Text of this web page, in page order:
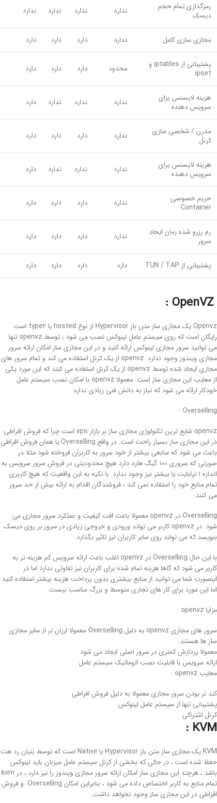
رمزگذاری تمام حجم
دیسک
ندارد ندارد ندارد ندارد
مجازی سازی کامل ندارد دارد دارد دارد
پشتیبانی از iptables و
ipset
محدود دارد دارد دارد
هزینه لایسنس برای
سرویس دهنده
ندارد ندارد ندارد دارد
مدرن / شخصی سازی
کرنل
ندارد دارد دارد دارد
هزینه لایسنس برای
سرویس دهنده
ندارد ندارد ندارد دارد
حریم خصوصی
Container
ندارد دارد دارد دارد
رم رزرو شده زمان ایجاد
سرور
ندارد دارد دارد دارد
پشتیبانی از TUN / TAP دارد دارد دارد دارد
Openvz یک مجازی ساز متن باز Hypervisor از نوع hosted یا type2 است
رایگان است که روی سیستم عامل لینوکس نصب می شود ، توسط openvz تنها
می توانید سرور مجازی لینوکس ارائه کنید و در این مجازی ساز امکان ارائه سرور
مجازی ویندوز وجود ندارد. openvz از یک کرنل استفاده می کند و تمام سرور های
مجازی ایجاد شده توسط openvz از یک کرنل استفاده می کنند که این مورد یکی
از معایب این مجازی ساز است. معمولا openvz با امکان نصب سیستم عامل
خودکار ارائه می شود که نیاز به دانش فنی زیادی ندارد.
Overselling :
openvz شایع ترین تکنولوژی مجازی ساز بر بازار vps است چرا که فروش افراطی
در این مجازی ساز بسیار راحت است. در واقع Overselling یا همان فروش افراطی
باعث می شود که منابعی بیشتر از خود سرور به کاربران فروخته شود مثلا در
صورتی که سروری ۱۰۰ گیگ هارد دارد هیچ محدودیتی در فروش سرور سرویس به
اندازه ۱ ترابایت یا بیشتر نیز وجود ندارد. با تکیه به این واقعیت که هیچ کاربری
تمام منابع خود را استفاده نمی کند ، فروشندگان اقدام به ارائه بیش از حد سرور
می کنند.
Overselling در openvz معمولا باعث افت کیفیت و عملکرد سرور مجازی می
شود. در openvz کاربر می تواند ورودی و خروجی زیادی در سرور بر روی دیسک
بنویسد که می تواند روی سایر کاربران نیز تاثیر بگذارد.
با این حال Overselling در openvz اغلب باعث ارائه سرویس کم هزینه تر به
کاربر می شود که گاها هزینه تمام شده برای کاربران نیز تفاوتی ندارد اما در
اینصورت شما می توانید از منابع بیشتری بدون پرداخت هزینه بیشتر استفاده کنید
اما این مورد برای کار های تجاری متوسط و بزرگ مناسب نیست.
مزایا openvz :
سرور های مجازی openvz به دلیل Overselling معمولا ارزان تر از سایر مجازی
ساز ها هستند.
معمولا پردازش کمتری در سرور اصلی ایجاد می شود
ارائه سرویس با قابلیت نصب اتوماتیک سیستم عامل
معایب openvz :
کند تر بودن سرور مجازی معمولا به دلیل فروش افراطی
پشتیبانی تنها از سیستم عامل لینوکس
کرنل اشتراکی
KVM :
KVM یک مجازی ساز متن باز Hypervisor یا Native است که توسط بنیان رد هت
حفظ شده است ، در حالی که بخشی از کرنل سیستم عامل میزبان باید لینوکس
باشد ، هرچند این مجازی ساز امکان ارائه سرور مجازی ویندوز را نیز دارد ، در kvm
تمام منابع به کاربر اختصاص داده می شود ، بنابراین امکان Overselling و فروش
افراطی در این مجازی ساز وجود نخواهد داشت.